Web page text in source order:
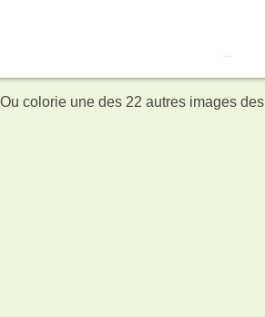
colorie une des 22 autres images des